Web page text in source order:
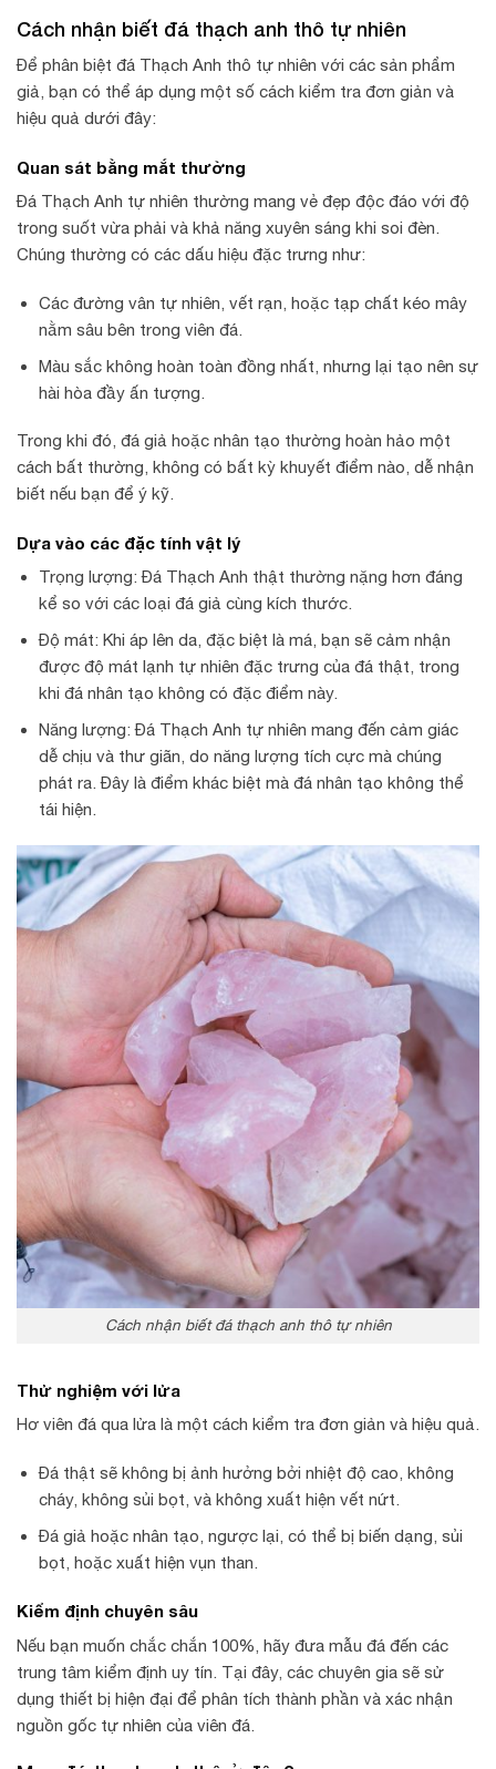
Cách nhận biết đá thạch anh thô tự nhiên
Để phân biệt đá Thạch Anh thô tự nhiên với các sản phẩm
giả, bạn có thể áp dụng một số cách kiểm tra đơn giản và
hiệu quả dưới đây:
Quan sát bằng mắt thường
Đá Thạch Anh tự nhiên thường mang vẻ đẹp độc đáo với độ
trong suốt vừa phải và khả năng xuyên sáng khi soi đèn.
Chúng thường có các dấu hiệu đặc trưng như:
Các đường vân tự nhiên, vết rạn, hoặc tạp chất kéo mây
nằm sâu bên trong viên đá.
Màu sắc không hoàn toàn đồng nhất, nhưng lại tạo nên sự
hài hòa đầy ấn tượng.
Trong khi đó, đá giả hoặc nhân tạo thường hoàn hảo một
cách bất thường, không có bất kỳ khuyết điểm nào, dễ nhận
biết nếu bạn để ý kỹ.
Dựa vào các đặc tính vật lý
Trọng lượng: Đá Thạch Anh thật thường nặng hơn đáng
kể so với các loại đá giả cùng kích thước.
Độ mát: Khi áp lên da, đặc biệt là má, bạn sẽ cảm nhận
được độ mát lạnh tự nhiên đặc trưng của đá thật, trong
khi đá nhân tạo không có đặc điểm này.
Năng lượng: Đá Thạch Anh tự nhiên mang đến cảm giác
dễ chịu và thư giãn, do năng lượng tích cực mà chúng
phát ra. Đây là điểm khác biệt mà đá nhân tạo không thể
tái hiện.
Cách nhận biết đá thạch anh thô tự nhiên
Thử nghiệm với lửa
Hơ viên đá qua lửa là một cách kiểm tra đơn giản và hiệu quả.
Đá thật sẽ không bị ảnh hưởng bởi nhiệt độ cao, không
cháy, không sủi bọt, và không xuất hiện vết nứt.
Đá giả hoặc nhân tạo, ngược lại, có thể bị biến dạng, sủi
bọt, hoặc xuất hiện vụn than.
Kiểm định chuyên sâu
Nếu bạn muốn chắc chắn 100%, hãy đưa mẫu đá đến các
trung tâm kiểm định uy tín. Tại đây, các chuyên gia sẽ sử
dụng thiết bị hiện đại để phân tích thành phần và xác nhận
nguồn gốc tự nhiên của viên đá.